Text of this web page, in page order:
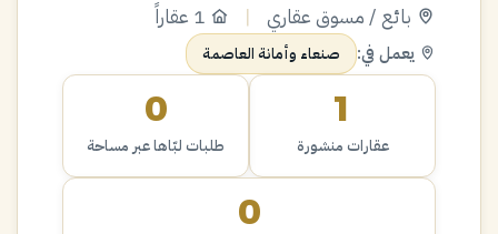
بائع / مسوق عقاري |
يعمل في: صنعاء وأمانة العاصمة
1
عقارات منشورة
0
طلبات لبّاها عبر مساحة
0